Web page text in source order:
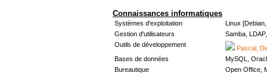
Connaissances informatiques
Systèmes d'exploitation
Linux
Gestion d'utilisateurs
Samba,
Outils de développement
Pascal,
Bases de données
MySQL,
Bureautique
Open Office,